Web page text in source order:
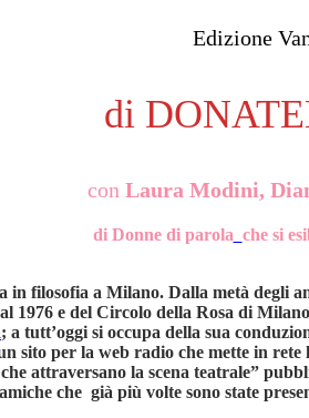
Edizione
di
con Laura Modini,
di Donne di parola che si
in filosofia a Milano. Dalla metà
1976 e del Circolo della Rosa di
; a tutt’oggi si occupa della sua
sito per la web radio che mette in
attraversano la scena teatrale”
che già più volte sono state